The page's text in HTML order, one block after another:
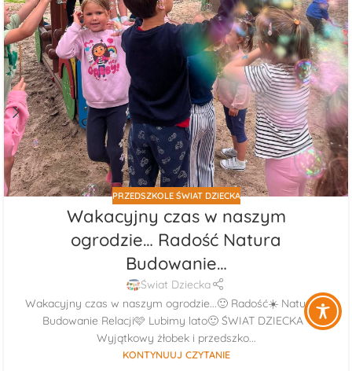
PRZEDSZKOLE ŚWIAT DZIECKA
Wakacyjny czas w naszym
ogrodzie… Radość Natura
Budowanie…
Świat Dziecka
Wakacyjny czas w naszym ogrodzie...🙂 Radość☀️ Natura🌳
Budowanie Relacji🩷 Lubimy lato🙂 ŚWIAT DZIECKA -
Wyjątkowy żłobek i przedszko...
KONTYNUUJ CZYTANIE